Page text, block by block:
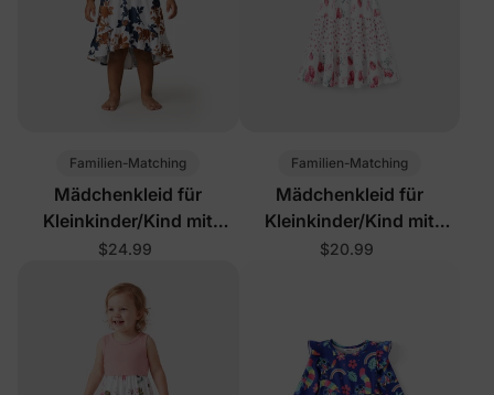
Familien-Matching
Mädchenkleid für
Kleinkinder/Kind mit
Blumenmuster in
$24.99
Familien-Matching
Mädchenkleid für
Kleinkinder/Kind mit
Blumenmuster in Pink
$20.99